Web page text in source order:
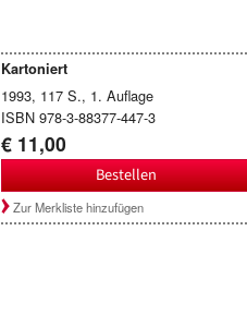
Kartoniert
1993, 117 S., 1. Auflage
ISBN 978-3-88377-447-3
€ 11,00
Bestellen
Zur Merkliste hinzufügen